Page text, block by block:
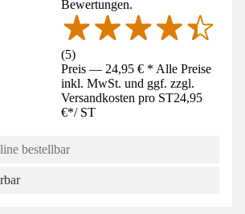
Bewertungen.
(5)
Preis — 24,95 € * Alle Preise
inkl. MwSt. und ggf. zzgl.
Versandkosten pro ST24,95
€*/ ST
bestellbar